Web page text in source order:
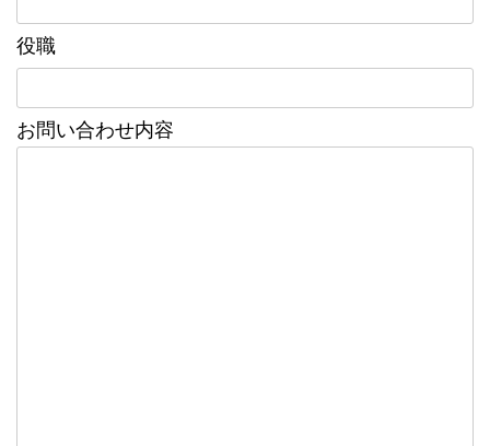
役職
お問い合わせ内容